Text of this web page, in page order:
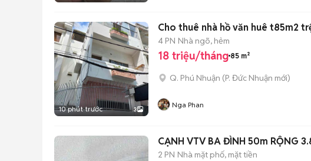
10 phút trước 3
Cho thuê nhà hồ văn huê t85m2
4 PN Nhà ngõ, hẻm
18 triệu/tháng 85 m²
Q. Phú Nhuận (P. Đức Nhuận mới)
Nga Phan
CẠNH VTV BA ĐÌNH 50m RỘNG
2 PN Nhà mặt phố, mặt tiền